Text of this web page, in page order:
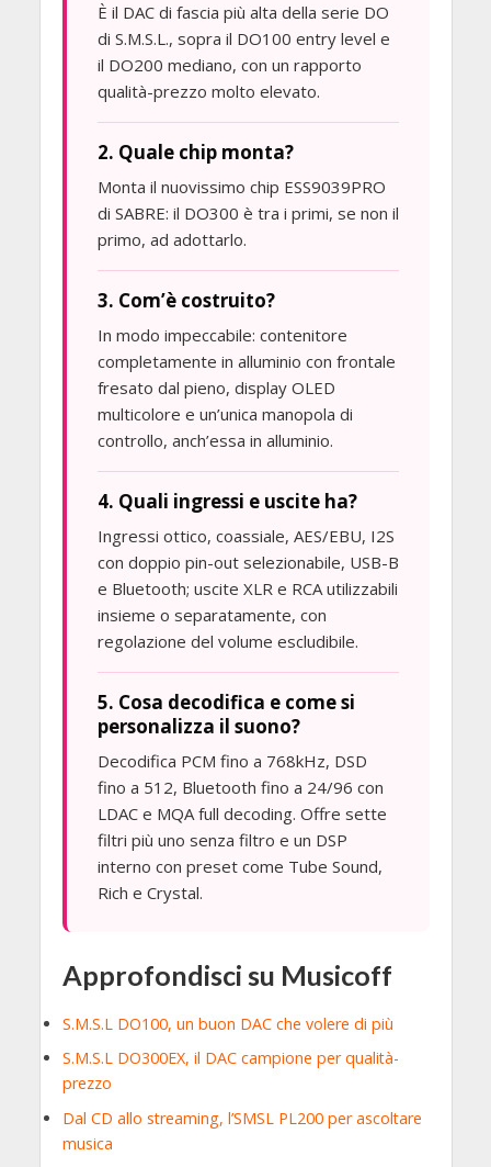
È il DAC di fascia più alta della serie DO
di S.M.S.L., sopra il DO100 entry level e
il DO200 mediano, con un rapporto
qualità-prezzo molto elevato.
2. Quale chip monta?
Monta il nuovissimo chip ESS9039PRO
di SABRE: il DO300 è tra i primi, se non il
primo, ad adottarlo.
3. Com’è costruito?
In modo impeccabile: contenitore
completamente in alluminio con frontale
fresato dal pieno, display OLED
multicolore e un’unica manopola di
controllo, anch’essa in alluminio.
4. Quali ingressi e uscite ha?
Ingressi ottico, coassiale, AES/EBU, I2S
con doppio pin-out selezionabile, USB-B
e Bluetooth; uscite XLR e RCA utilizzabili
insieme o separatamente, con
regolazione del volume escludibile.
5. Cosa decodifica e come si
personalizza il suono?
Decodifica PCM fino a 768kHz, DSD
fino a 512, Bluetooth fino a 24/96 con
LDAC e MQA full decoding. Offre sette
filtri più uno senza filtro e un DSP
interno con preset come Tube Sound,
Rich e Crystal.
Approfondisci su Musicoff
S.M.S.L DO100, un buon DAC che volere di più
S.M.S.L DO300EX, il DAC campione per qualità-
prezzo
Dal CD allo streaming, l’SMSL PL200 per ascoltare
musica